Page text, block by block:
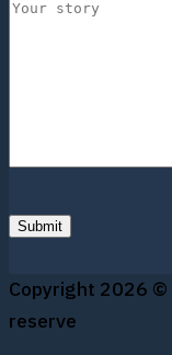
Copyright 2026 ©
reserve